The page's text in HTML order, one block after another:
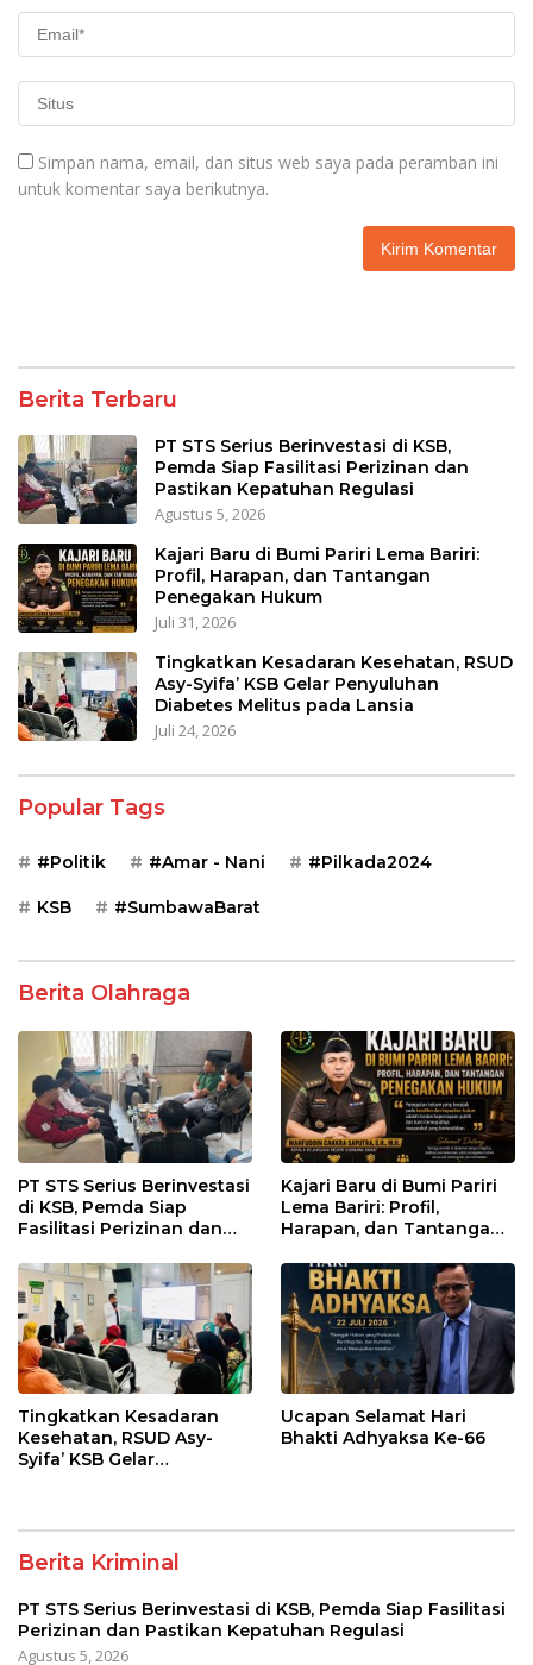
Simpan nama, email, dan situs web saya pada peramban ini
untuk komentar saya berikutnya.
Berita Terbaru
PT STS Serius Berinvestasi di KSB,
Pemda Siap Fasilitasi Perizinan dan
Pastikan Kepatuhan Regulasi
Agustus 5, 2026
Kajari Baru di Bumi Pariri Lema Bariri:
Profil, Harapan, dan Tantangan
Penegakan Hukum
Juli 31, 2026
Tingkatkan Kesadaran Kesehatan, RSUD
Asy-Syifa’ KSB Gelar Penyuluhan
Diabetes Melitus pada Lansia
Juli 24, 2026
Popular Tags
#Politik #Amar - Nani #Pilkada2024
KSB #SumbawaBarat
Berita Olahraga
PT STS Serius Berinvestasi
di KSB, Pemda Siap
Fasilitasi Perizinan dan
Regulasi
Kajari Baru di Bumi Pariri
Lema Bariri: Profil,
Harapan, dan Tantangan
Tingkatkan Kesadaran
Kesehatan, RSUD Asy-
Syifa’ KSB Gelar
Ucapan Selamat Hari
Bhakti Adhyaksa Ke-66
Berita Kriminal
PT STS Serius Berinvestasi di KSB, Pemda Siap Fasilitasi
Perizinan dan Pastikan Kepatuhan Regulasi
Agustus 5, 2026